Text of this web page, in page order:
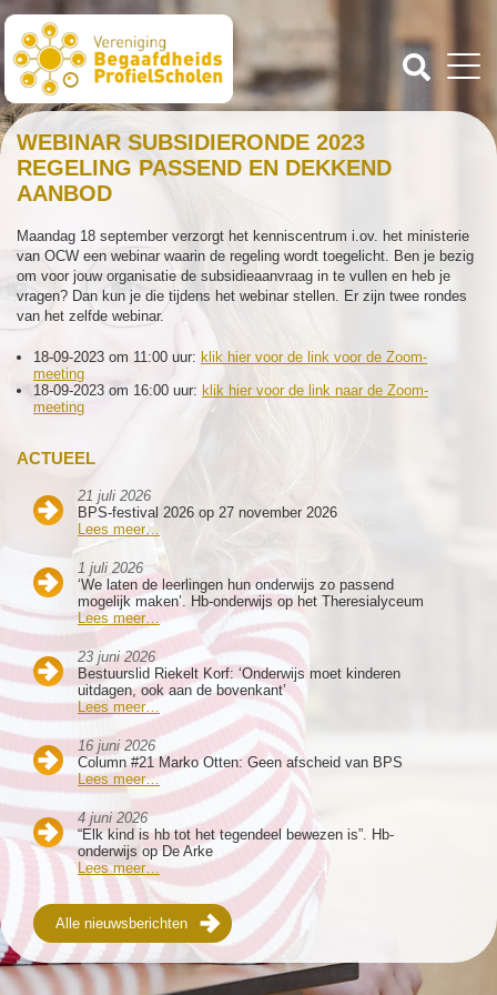
ACTUEEL
21 juli 2026
BPS-festival 2026 op 27 november 2026
Lees meer…
1 juli 2026
‘We laten de leerlingen hun onderwijs zo passend
mogelijk maken’. Hb-onderwijs op het Theresialyceum
Lees meer…
23 juni 2026
Bestuurslid Riekelt Korf: ‘Onderwijs moet kinderen
uitdagen, ook aan de bovenkant’
Lees meer…
16 juni 2026
Column #21 Marko Otten: Geen afscheid van BPS
Lees meer…
4 juni 2026
“Elk kind is hb tot het tegendeel bewezen is”. Hb-
onderwijs op De Arke
Lees meer…
Alle nieuwsberichten
WEBINAR SUBSIDIERONDE 2023
REGELING PASSEND EN DEKKEND
AANBOD
Maandag 18 september verzorgt het kenniscentrum i.ov. het ministerie
van OCW een webinar waarin de regeling wordt toegelicht. Ben je bezig
om voor jouw organisatie de subsidieaanvraag in te vullen en heb je
vragen? Dan kun je die tijdens het webinar stellen. Er zijn twee rondes
van het zelfde webinar.
18-09-2023 om 11:00 uur: klik hier voorde link voor de Zoom-
meeting
18-09-2023 om 16:00 uur: klik hier voor de link naar de Zoom-
meeting